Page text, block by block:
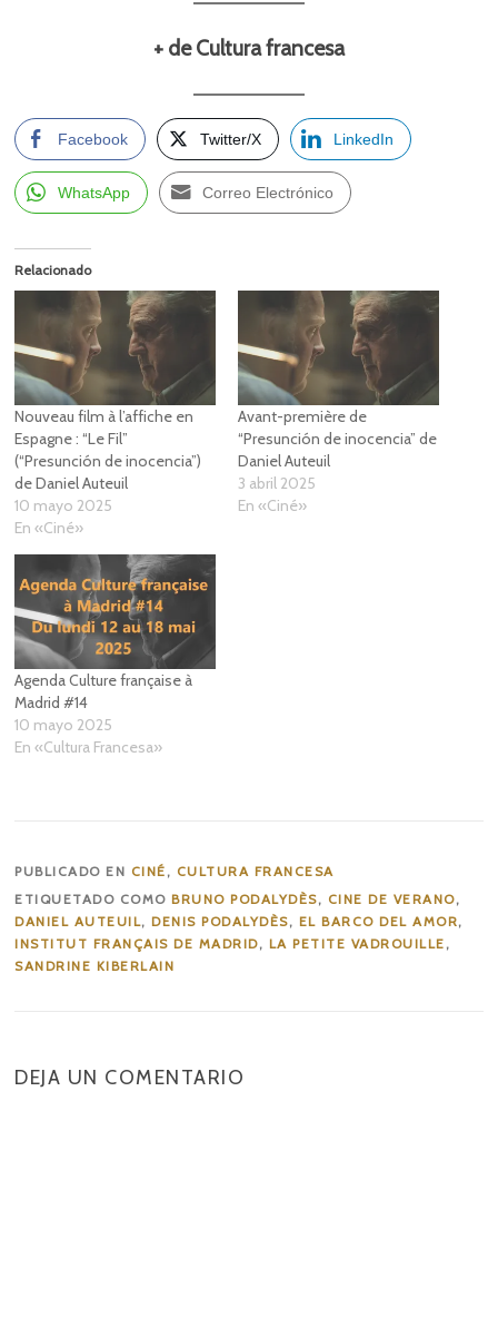
+ de Cultura francesa
Facebook Twitter/X LinkedIn
WhatsApp Correo Electrónico
Relacionado
Nouveau film à l’affiche en
Espagne : “Le Fil”
(“Presunción de inocencia”)
de Daniel Auteuil
10 mayo 2025
En «Ciné»
Avant-première de
“Presunción de inocencia” de
Daniel Auteuil
3 abril 2025
En «Ciné»
Agenda Culture française à
Madrid #14
10 mayo 2025
En «Cultura Francesa»
PUBLICADO EN CINÉ , CULTURA FRANCESA
ETIQUETADO COMOBRUNO PODALYDÈS, CINE DE VERANO,
DANIEL AUTEUIL,DENIS PODALYDÈS, EL BARCO DEL AMOR,
INSTITUT FRANÇAIS DE MADRID, LA PETITE VADROUILLE ,
SANDRINE KIBERLAIN
DEJA UN COMENTARIO